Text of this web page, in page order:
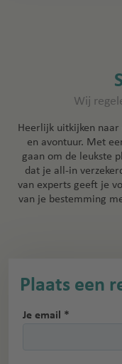
Wij
Heerlijk uitkijken naar
en avontuur. Met
gaan om de leukste
dat je all-in
van experts geeft je
van je bestemming
Plaats een
Je email *